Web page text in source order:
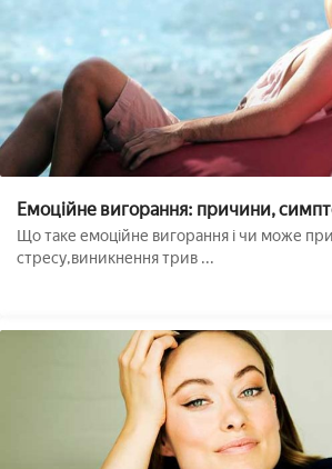
Емоційне вигорання: причини,
лікування
Що таке емоційне вигорання і чи може
стресу,виникнення трив ...